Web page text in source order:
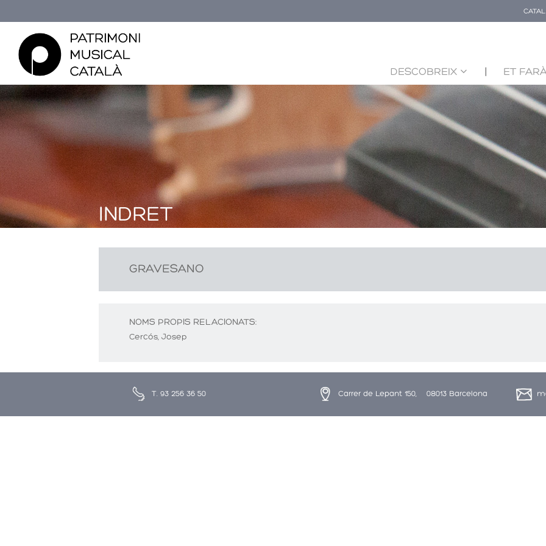
DESCOBREIX ET
Esteu aquí
» Gravesano
Gravesano
INDRET
GRAVESANO
NOMS PROPIS RELACIONATS:
Cercós, Josep
T. 93 256 36 50 Carrer de Lepant 150, 08013 Barcelona